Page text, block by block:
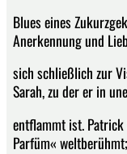
Blues eines
Anerkennung und
sich schließlich zur
Sarah, zu der er in
entflammt ist. Patrick
Parfüm« weltberühmt;